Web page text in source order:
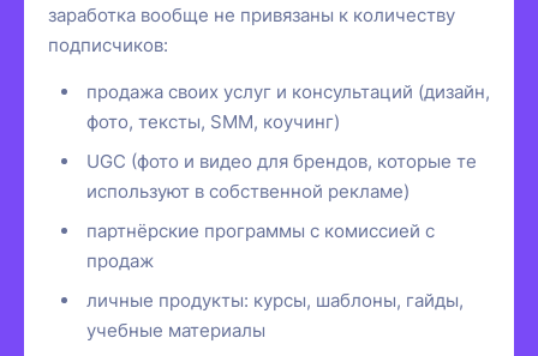
заработка вообще не привязаны к количеству
подписчиков:
продажа своих услуг и консультаций (дизайн,
фото, тексты, SMM, коучинг)
UGC (фото и видео для брендов, которые те
используют в собственной рекламе)
партнёрские программы с комиссией с
продаж
личные продукты: курсы, шаблоны, гайды,
учебные материалы